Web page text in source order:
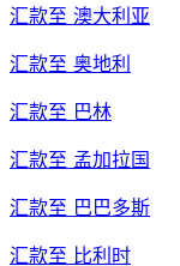
汇款至 澳大利亚
汇款至 奥地利
汇款至 巴林
汇款至 孟加拉国
汇款至 巴巴多斯
汇款至 比利时